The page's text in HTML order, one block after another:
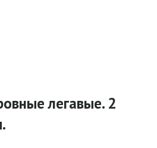
легавые. 2